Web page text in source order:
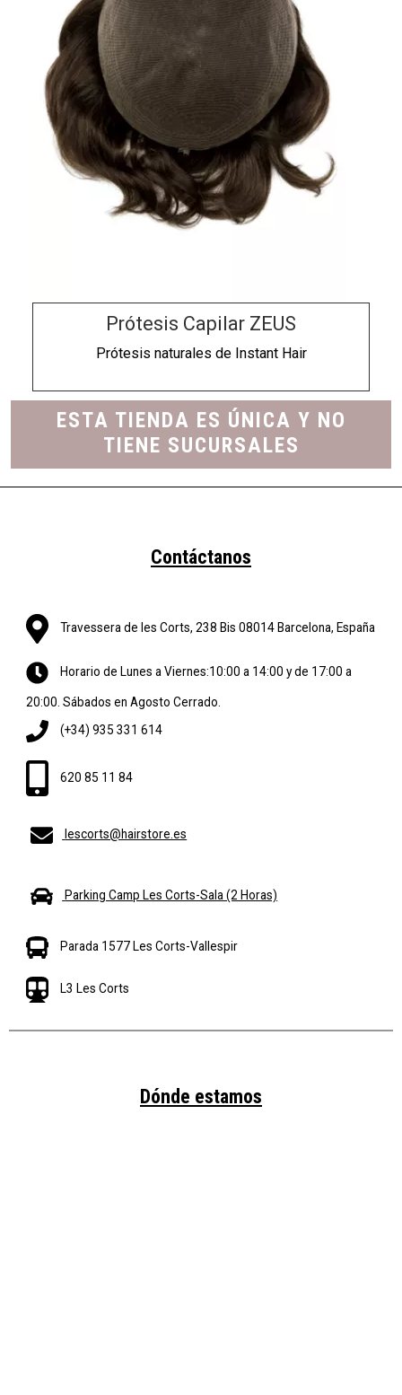
Prótesis Capilar ZEUS
Prótesis naturales de Instant Hair
ESTA TIENDA ES ÚNICA Y NO
TIENE SUCURSALES
Contáctanos
Travessera de les Corts, 238 Bis 08014 Barcelona, España
Horario de Lunes a Viernes:10:00 a 14:00 y de 17:00 a
20:00. Sábados en Agosto Cerrado.
(+34) 935 331 614
620 85 11 84
lescorts@hairstore.es
Parking Camp Les Corts-Sala (2 Horas)
Parada 1577 Les Corts-Vallespir
L3 Les Corts
Dónde estamos